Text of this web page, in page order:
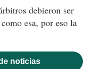
debieron ser
esa, por eso la
noticias